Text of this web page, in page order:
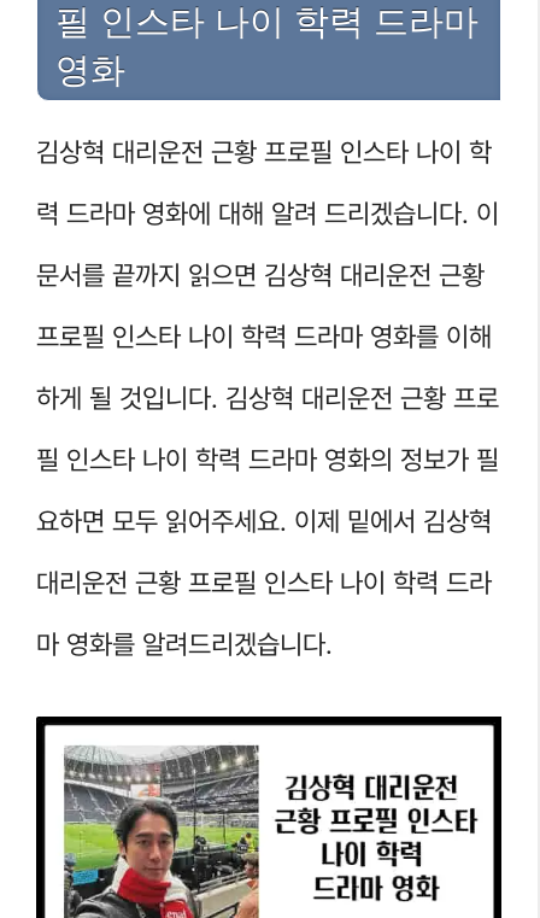
필 인스타 나이 학력 드라마
영화
김상혁 대리운전 근황 프로필 인스타 나이 학
력 드라마 영화에 대해 알려 드리겠습니다. 이
문서를 끝까지 읽으면 김상혁 대리운전 근황
프로필 인스타 나이 학력 드라마 영화를 이해
하게 될 것입니다. 김상혁 대리운전 근황 프로
필 인스타 나이 학력 드라마 영화의 정보가 필
요하면 모두 읽어주세요. 이제 밑에서 김상혁
대리운전 근황 프로필 인스타 나이 학력 드라
마 영화를 알려드리겠습니다.